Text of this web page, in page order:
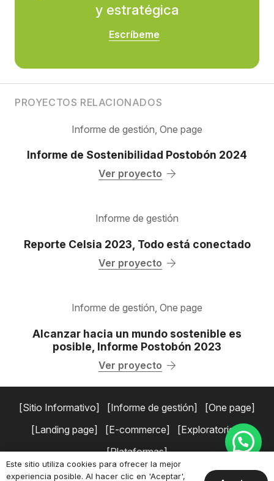
y estratégica
Escríbeme
PROYECTOS RELACIONADOS
Informe de gestión One page
Informe de Sostenibilidad Postobón 2024
Ver proyecto
Informe de gestión
Reporte Celsia 2023, Todo está conectado
Ver proyecto
Informe de gestión, One page
Alcanzar hacia un mundo sostenible es
posible, Informe Postobón 2023
Ver proyecto
Sitio Informativo Informe de gestión
One page
Landing page
E-commerce
Exploratorios
Plataformas
Este sitio utiliza cookies para ofrecer la mejor
experiencia posible. Al hacer clic en 'Aceptar',